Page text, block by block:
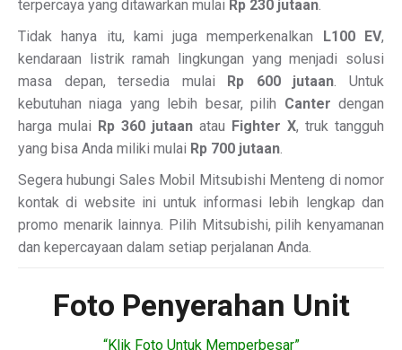
terpercaya yang ditawarkan mulai Rp 230 jutaan.
Tidak hanya itu, kami juga memperkenalkan L100 EV,
kendaraan listrik ramah lingkungan yang menjadi solusi
masa depan, tersedia mulai Rp 600 jutaan. Untuk
kebutuhan niaga yang lebih besar, pilih Canter dengan
harga mulai Rp 360 jutaan atau Fighter X, truk tangguh
yang bisa Anda miliki mulai Rp 700 jutaan.
Segera hubungi Sales Mobil Mitsubishi Menteng di nomor
kontak di website ini untuk informasi lebih lengkap dan
promo menarik lainnya. Pilih Mitsubishi, pilih kenyamanan
dan kepercayaan dalam setiap perjalanan Anda.
Foto Penyerahan Unit
“Klik Foto Untuk Memperbesar”